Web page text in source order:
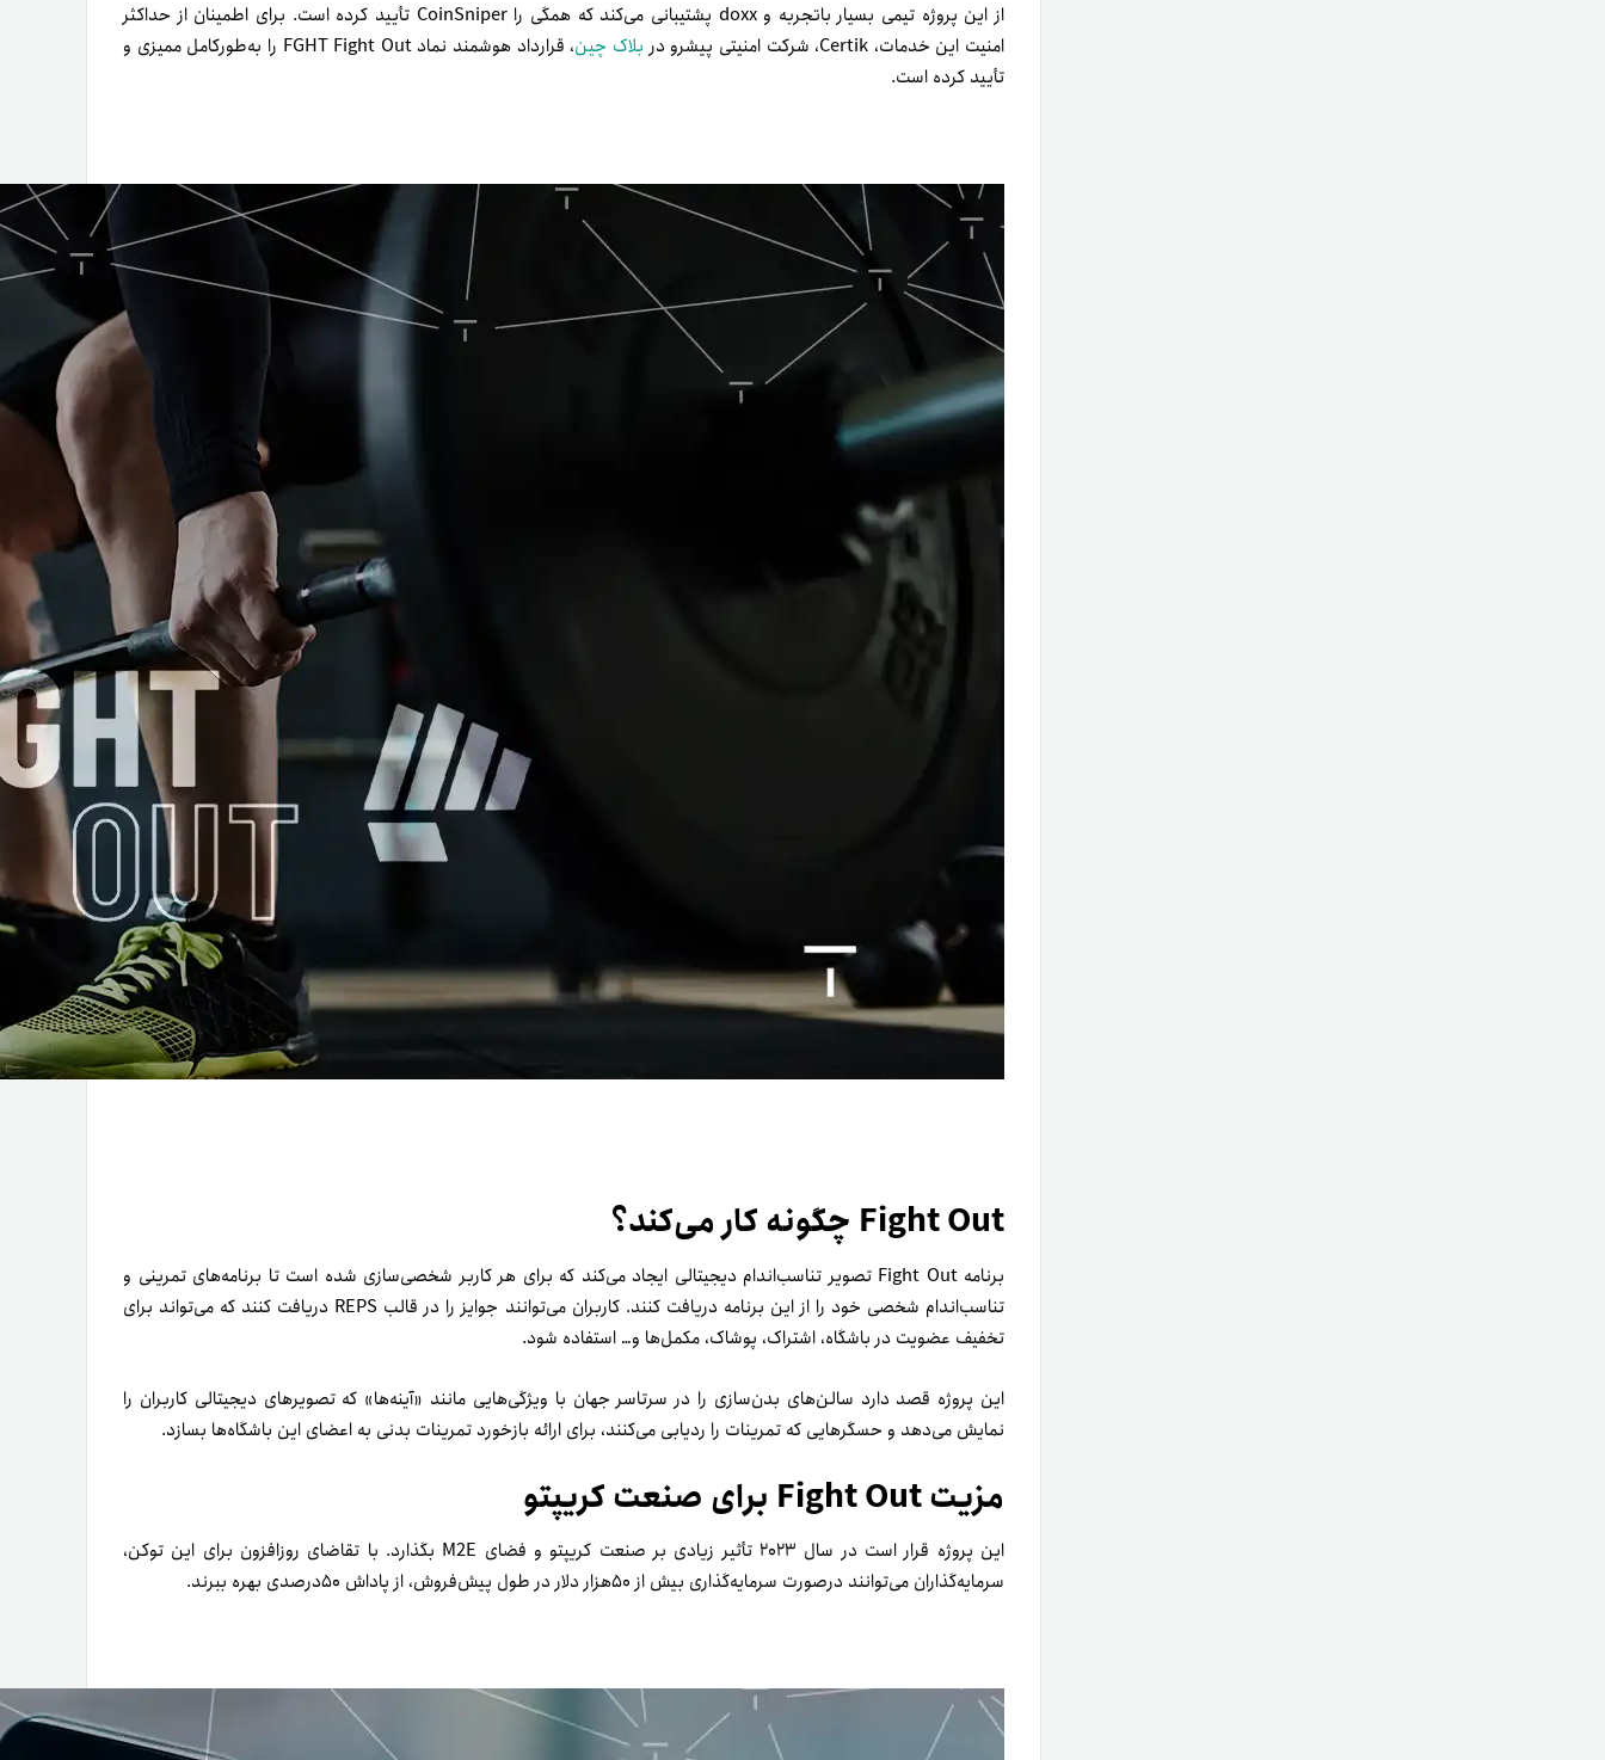
از این پروژه تیمی بسیار با‌تجربه و doxx پشتیبانی می‌کند که همگی را CoinSniper تأیید کرده است. برای اطمینان از حداکثر
امنیت این خدمات، Certik، شرکت امنیتی پیشرو در
بلاک چین
، قرارداد هوشمند نماد FGHT Fight Out را به‌طور‌کامل ممیزی و
تأیید کرده است.
Fight Out چگونه کار می‌کند؟
برنامه Fight Out تصویر تناسب‌اندام دیجیتالی ایجاد می‌کند که برای هر کاربر شخصی‌سازی شده است تا برنامه‌های تمرینی و
تناسب‌اندام شخصی خود را از این برنامه دریافت کنند. کاربران می‌توانند جوایز را در قالب REPS دریافت کنند که می‌تواند برای
تخفیف عضویت در باشگاه، اشتراک، پوشاک، مکمل‌ها و… استفاده شود.
این پروژه قصد دارد سالن‌های بدن‌سازی را در سرتاسر جهان با ویژگی‌هایی مانند «آینه‌ها» که تصویرهای دیجیتالی کاربران را
نمایش می‌دهد و حسگرهایی که تمرینات را ردیابی می‌کنند، برای ارائه بازخورد تمرینات بدنی به اعضای این باشگاه‌ها بسازد.
مزیت Fight Out برای صنعت کریپتو
این پروژه قرار است در سال ۲۰۲۳ تأثیر زیادی بر صنعت کریپتو و فضای M2E بگذارد. با تقاضای روزافزون برای این توکن،
سرمایه‌گذاران می‌توانند در‌صورت سرمایه‌گذاری بیش از ۵۰هزار دلار در طول پیش‌فروش، از پاداش ۵۰درصدی بهره ببرند.